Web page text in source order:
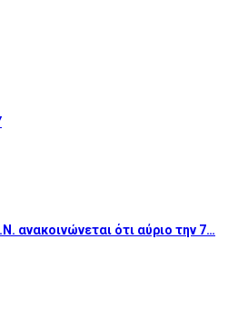
ανακοινώνεται ότι αύριο την 7…